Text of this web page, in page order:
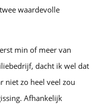
waardevolle
min of meer van
dacht ik wel dat
niet zo heel veel zou
Afhankelijk